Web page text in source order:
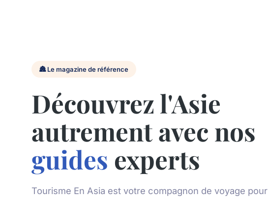
🏯 Le magazine de référence
Découvrez l'Asie
autrement avec nos
guides experts
Tourisme En Asia est votre compagnon de voyage pour